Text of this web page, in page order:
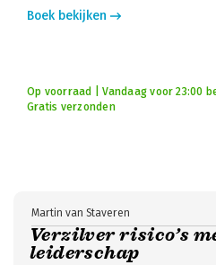
Boek bekijken
Op voorraad | Vandaag voor 23:00
Gratis verzonden
Verzilver risico’s
leiderschap
Martin van Staveren